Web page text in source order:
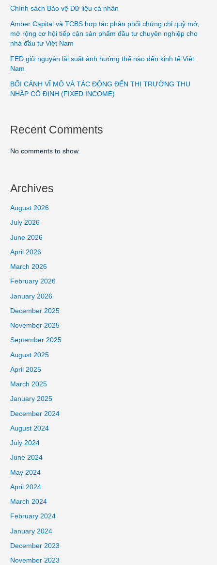
Chính sách Bảo vệ Dữ liệu cá nhân
Amber Capital và TCBS hợp tác phân phối chứng chỉ quỹ mở,
mở rộng cơ hội tiếp cận sản phẩm đầu tư chuyên nghiệp cho
nhà đầu tư Việt Nam
FED giữ nguyên lãi suất ảnh hưởng thế nào đến kinh tế Việt
Nam
BỐI CẢNH VĨ MÔ VÀ TÁC ĐỘNG ĐẾN THỊ TRƯỜNG THU
NHẬP CỐ ĐỊNH (FIXED INCOME)
Recent Comments
No comments to show.
Archives
August 2026
July 2026
June 2026
April 2026
March 2026
February 2026
January 2026
December 2025
November 2025
September 2025
August 2025
April 2025
March 2025
January 2025
December 2024
August 2024
July 2024
June 2024
May 2024
April 2024
March 2024
February 2024
January 2024
December 2023
November 2023